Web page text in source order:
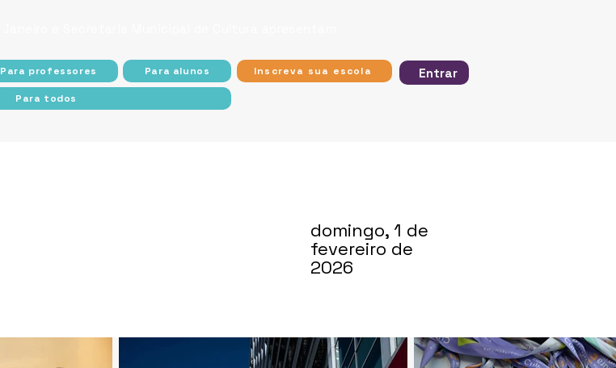
Para professores Para alunos
Para todos
Inscreva sua escola Entrar
domingo, 1 de
fevereiro de
2026